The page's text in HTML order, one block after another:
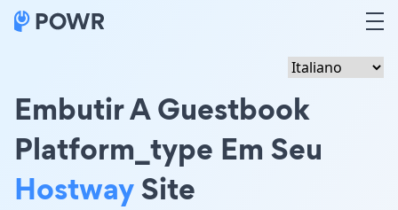
Embutir A Guestbook
Platform_type Em Seu
HostwaySite